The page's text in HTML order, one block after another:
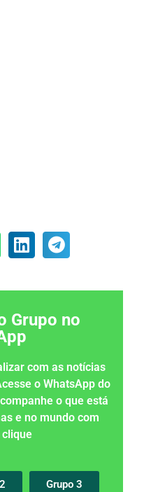
Grupo no
com as notícias
o WhatsApp do
o que está
e no mundo com
Grupo 3